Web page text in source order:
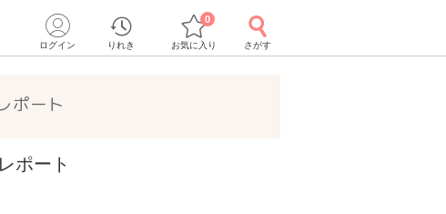
ログイン りれき お気に入り
0
さがす
ポート
ポート